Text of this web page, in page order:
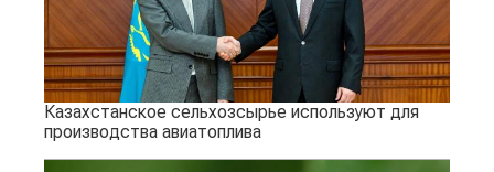
Казахстанское сельхозсырье используют для
производства авиатоплива